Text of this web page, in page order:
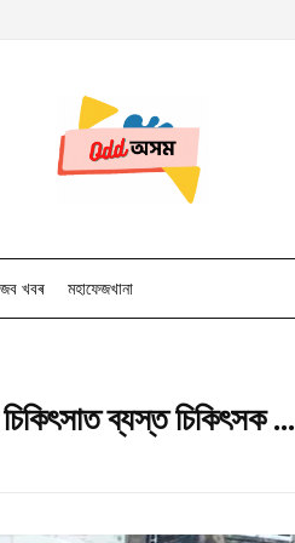
খবৰ মহাফেজখানা
ব্যস্ত চিকিৎসক ...